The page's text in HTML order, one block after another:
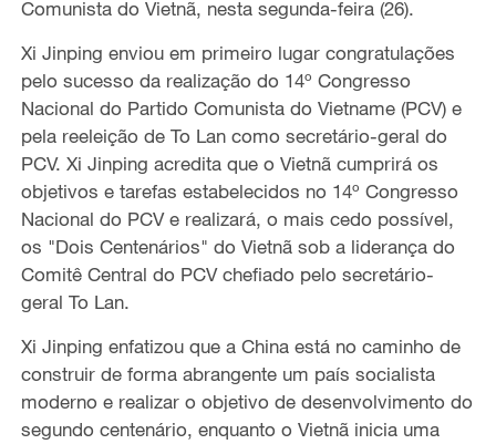
Comunista do Vietnã, nesta segunda-feira (26).
Xi Jinping enviou em primeiro lugar congratulações
pelo sucesso da realização do 14º Congresso
Nacional do Partido Comunista do Vietname (PCV) e
pela reeleição de To Lan como secretário-geral do
PCV. Xi Jinping acredita que o Vietnã cumprirá os
objetivos e tarefas estabelecidos no 14º Congresso
Nacional do PCV e realizará, o mais cedo possível,
os "Dois Centenários" do Vietnã sob a liderança do
Comitê Central do PCV chefiado pelo secretário-
geral To Lan.
Xi Jinping enfatizou que a China está no caminho de
construir de forma abrangente um país socialista
moderno e realizar o objetivo de desenvolvimento do
segundo centenário, enquanto o Vietnã inicia uma